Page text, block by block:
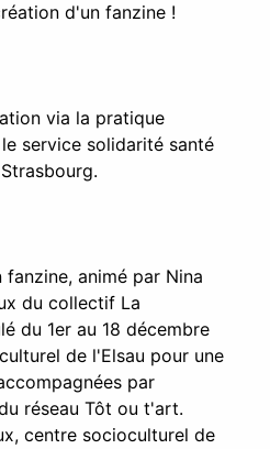
d'un fanzine !
via la pratique
service solidarité santé
animé par Nina
du collectif La
du 1er au 18 décembre
de l'Elsau pour une
par
réseau Tôt ou t'art.
centre socioculturel de